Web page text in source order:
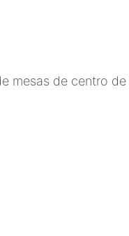
mesas de centro